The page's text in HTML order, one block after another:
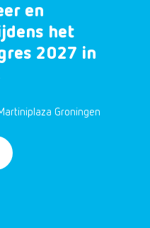
en
het
2027 in
Groningen